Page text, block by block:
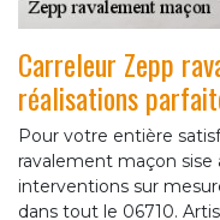
Carreleur Zepp
réalisations
Pour votre entière
ravalement maçon sise
interventions sur
dans tout le 06710.